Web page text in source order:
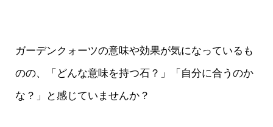
ガーデンクォーツの意味や効果が気になっているも
のの、「どんな意味を持つ石？」「自分に合うのか
な？」と感じていませんか？